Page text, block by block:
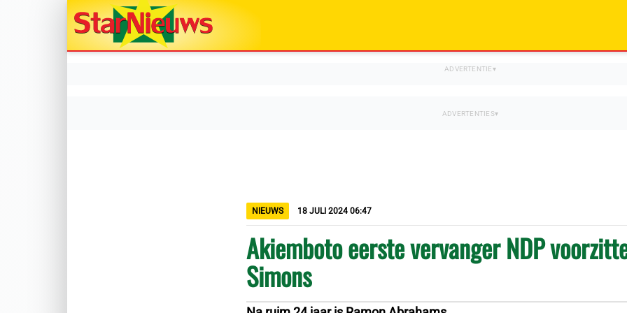
NIEUWS 18 JULI 2024 06:47
Akiemboto eerste vervanger NDP
Simons